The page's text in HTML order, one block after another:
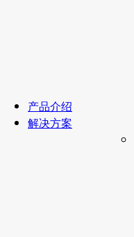
产品介绍
解决方案